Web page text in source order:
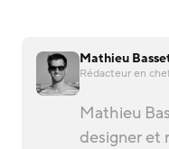
Mathieu
Rédacteur en
Mathieu
designer et